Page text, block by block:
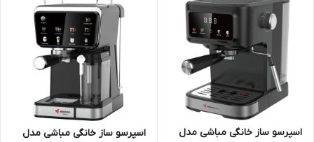
اسپرسو ساز خانگی مباشی مدل
اسپرسو ساز خانگی مباشی مدل